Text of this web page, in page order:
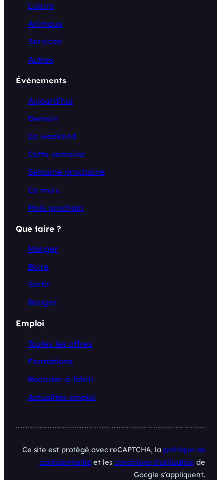
Loisirs
Animaux
Services
Autres
Événements
Aujourd’hui
Demain
Ce weekend
Cette semaine
Semaine prochaine
Ce mois
Mois prochain
Que faire ?
Manger
Boire
Sortir
Bouger
Emploi
Toutes les offres
Formations
Recruter à Tahiti
Actualités emploi
Ce site est protégé avec reCAPTCHA, la politique de
confidentialité et les conditions d’utilisation de
Google s’appliquent.